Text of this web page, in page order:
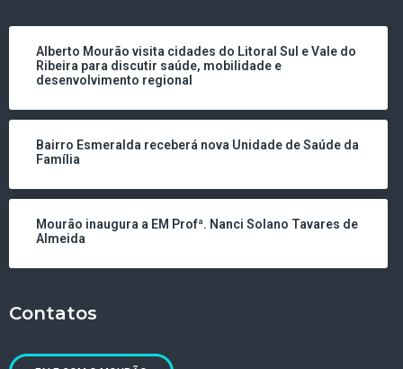
Alberto Mourão visita cidades do Litoral Sul e Vale do
Ribeira para discutir saúde, mobilidade e
desenvolvimento regional
Bairro Esmeralda receberá nova Unidade de Saúde da
Família
Mourão inaugura a EM Profª. Nanci Solano Tavares de
Almeida
Contatos